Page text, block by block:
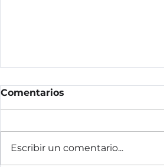
Comentarios
Escribir un comentario...